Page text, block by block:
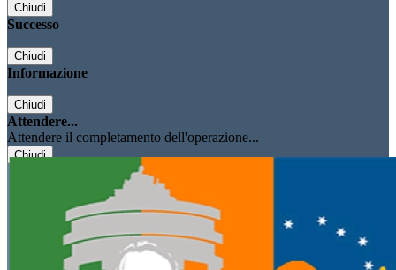
Chiudi
Successo
Chiudi
Informazione
Chiudi
Attendere...
Attendere il completamento dell'operazione...
Chiudi